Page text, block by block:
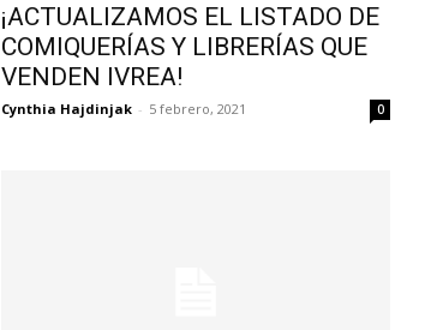
¡ACTUALIZAMOS EL LISTADO DE
COMIQUERÍAS Y LIBRERÍAS QUE
VENDEN IVREA!
Cynthia Hajdinjak - 5 febrero, 2021 0